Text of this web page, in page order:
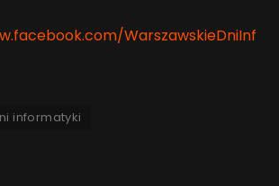
WarszawskieDniInf
informatyki